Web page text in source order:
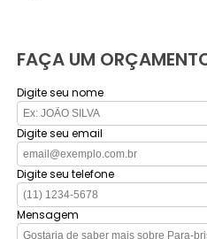
FAÇA UM
Digite seu nome
Digite seu email
Digite seu telefone
Mensagem